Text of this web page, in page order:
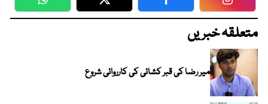
WhatsApp Twitter Facebook
متعلقہ خبریں
میر رضا کی قبر کشائی کی کارروائی شروع